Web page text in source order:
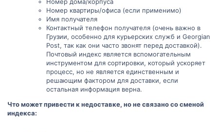
Номер квартиры/офиса (если применимо)
Имя получателя
Контактный телефон получателя (очень важно в
Грузии, особенно для курьерских служб и Georgian
Post, так как они часто звонят перед доставкой).
Почтовый индекс является вспомогательным
инструментом для сортировки, который ускоряет
процесс, но не является единственным и
решающим фактором для доставки, если
остальная информация верна.
Что может привести к недоставке, но не связано со сменой
индекса: